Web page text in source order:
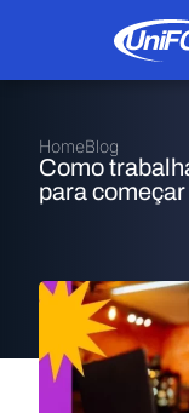
HomeBlog
Como
para